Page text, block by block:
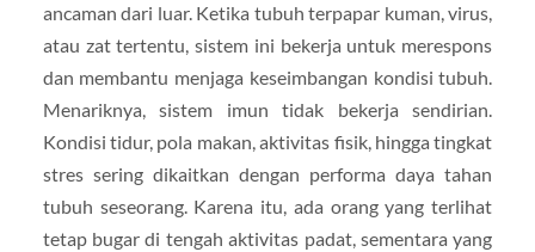
ancaman dari luar. Ketika tubuh terpapar kuman, virus,
atau zat tertentu, sistem ini bekerja untuk merespons
dan membantu menjaga keseimbangan kondisi tubuh.
Menariknya, sistem imun tidak bekerja sendirian.
Kondisi tidur, pola makan, aktivitas fisik, hingga tingkat
stres sering dikaitkan dengan performa daya tahan
tubuh seseorang. Karena itu, ada orang yang terlihat
tetap bugar di tengah aktivitas padat, sementara yang